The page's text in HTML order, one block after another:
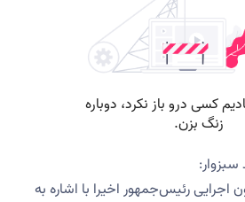
اجرایی رئیس‌جمهور اخیرا با اشاره به